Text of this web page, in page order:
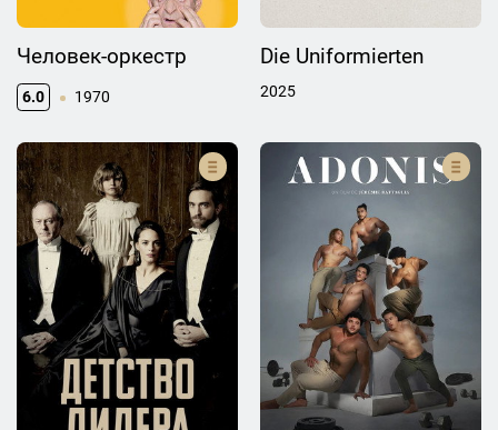
Человек-оркестр
6.0 1970
Die Uniformierten
2025